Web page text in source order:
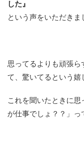
した』
という声をいただきま
思ってるよりも頑張ら
て、驚いてるという嬉
これを聞いたときに
が仕事でしょ？？」っ